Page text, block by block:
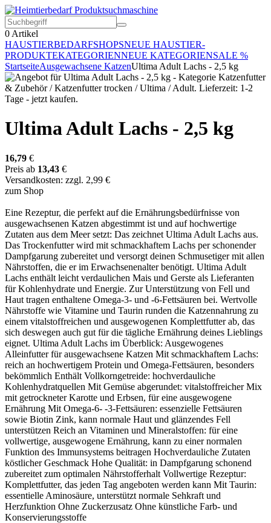
0 Artikel
HAUSTIERBEDARFSHOPSNEUE HAUSTIER-
PRODUKTEKATEGORIENNEUE KATEGORIENSALE %
StartseiteAusgewachsene KatzenUltima Adult Lachs - 2,5 kg
Ultima Adult Lachs - 2,5 kg
16,79 €
Preis ab 13,43 €
Versandkosten: zzgl. 2,99 €
zum Shop
Eine Rezeptur, die perfekt auf die Ernährungsbedürfnisse von
ausgewachsenen Katzen abgestimmt ist und auf hochwertige
Zutaten aus dem Meer setzt: Das zeichnet Ultima Adult Lachs aus.
Das Trockenfutter wird mit schmackhaftem Lachs per schonender
Dampfgarung zubereitet und versorgt deinen Schmusetiger mit allen
Nährstoffen, die er im Erwachsenenalter benötigt. Ultima Adult
Lachs enthält leicht verdaulichen Mais und Gerste als Lieferanten
für Kohlenhydrate und Energie. Zur Unterstützung von Fell und
Haut tragen enthaltene Omega-3- und -6-Fettsäuren bei. Wertvolle
Nährstoffe wie Vitamine und Taurin runden die Katzennahrung zu
einem vitalstoffreichen und ausgewogenen Komplettfutter ab, das
sich deswegen auch gut für die tägliche Ernährung deines Lieblings
eignet. Ultima Adult Lachs im Überblick: Ausgewogenes
Alleinfutter für ausgewachsene Katzen Mit schmackhaftem Lachs:
reich an hochwertigem Protein und Omega-Fettsäuren, besonders
bekömmlich Enthält Vollkorngetreide: hochverdauliche
Kohlenhydratquellen Mit Gemüse abgerundet: vitalstoffreicher Mix
mit getrockneter Karotte und Erbsen, für eine ausgewogene
Ernährung Mit Omega-6- -3-Fettsäuren: essenzielle Fettsäuren
sowie Biotin Zink, kann normale Haut und glänzendes Fell
unterstützen Reich an Vitaminen und Mineralstoffen: für eine
vollwertige, ausgewogene Ernährung, kann zu einer normalen
Funktion des Immunsystems beitragen Hochverdauliche Zutaten
köstlicher Geschmack Hohe Qualität: in Dampfgarung schonend
zubereitet zum optimalen Nährstofferhalt Vollwertige Rezeptur:
Komplettfutter, das jeden Tag angeboten werden kann Mit Taurin:
essentielle Aminosäure, unterstützt normale Sehkraft und
Herzfunktion Ohne Zuckerzusatz Ohne künstliche Farb- und
Konservierungsstoffe